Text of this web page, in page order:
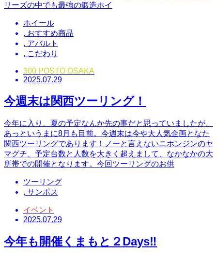
リーズの中でも最強の鍛造ホイ
ホイール
, おすすめ商品
, アバルト
, こだわり
300 POSTO OSAKA
2025.07.29
今週末は関西ツーリング！
今年に入り、夏の予定なんか先の事だと思っていましたが、
あっというまに8月も目前。今週末は今や大人気企画となた
関西ツーリングであります！ノーと言えないニホンジンのヤ
マグチ、予定台数と人数を大きく超えまして、なかなかの大
所帯での開催となります。今回ツーリングのお供
ツーリング
, サンポス
イベント
2025.07.29
今年も開催くまもと２Days‼